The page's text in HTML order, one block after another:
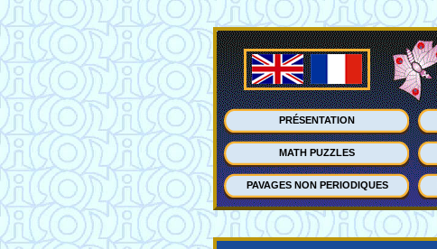
PRÉSENTATION
MATH PUZZLES
PAVAGES NON PERIODIQUES